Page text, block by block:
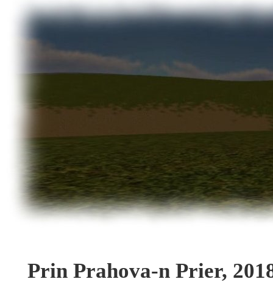
Prin Prahova-n Prier,